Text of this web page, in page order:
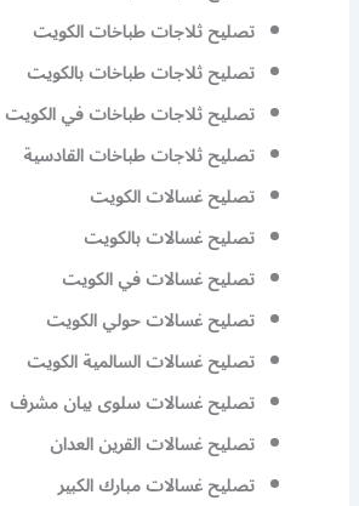
تصليح ثلاجات طباخات الكويت
تصليح ثلاجات طباخات بالكويت
تصليح ثلاجات طباخات في الكويت
تصليح ثلاجات طباخات القادسية
تصليح غسالات الكويت
تصليح غسالات بالكويت
تصليح غسالات في الكويت
تصليح غسالات حولي الكويت
تصليح غسالات السالمية الكويت
تصليح غسالات سلوى بيان مشرف
تصليح غسالات القرين العدان
تصليح غسالات مبارك الكبير